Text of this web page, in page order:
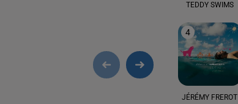
TEDDY SWIMS
4
JÉRÉMY FREROT